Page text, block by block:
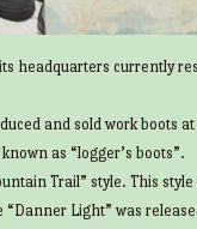
headquarters currently
and sold work boots
as “logger’s boots”.
Trail” style. This style
Light” was